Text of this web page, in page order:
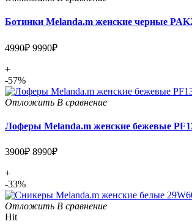
Ботинки Melanda.m женские черные
4990₽ 9990₽
+
-57%
Отложить В сравнение
Лоферы Melanda.m женские бежевые
3900₽ 8990₽
+
-33%
Отложить В сравнение
Hit